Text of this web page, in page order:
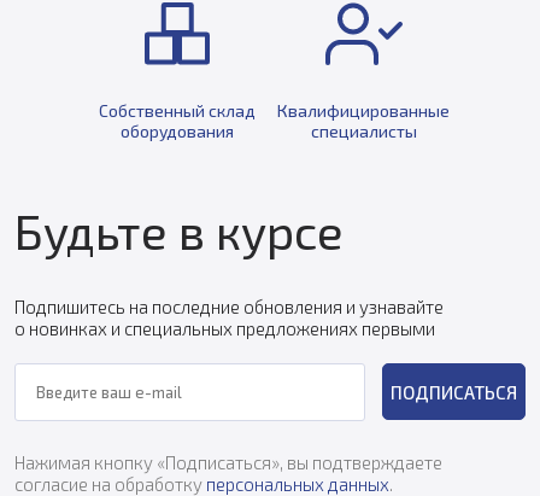
Собственный склад
оборудования
Квалифицированные
специалисты
Будьте в курсе
Подпишитесь на последние обновления и узнавайте
о новинках и специальных предложениях первыми
ПОДПИСАТЬСЯ
Нажимая кнопку «Подписаться», вы подтверждаете
согласие на обработку персональных данных.